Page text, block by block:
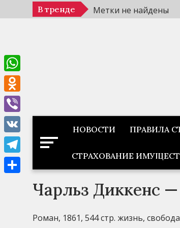
к
В тренде Метки не найдены
НОВОСТИ ПРАВИЛА
СТРАХОВАНИЕ
Чарльз Диккенс
Роман, 1861, 544 стр. жизнь,
WhatsApp
Odnoklassniki
Viber
VK
Telegram
Отправить